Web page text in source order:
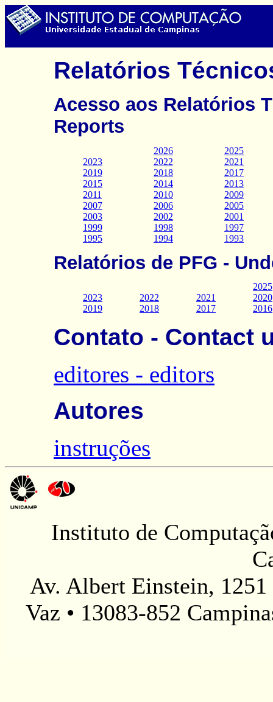
Relatórios
Acesso aos Relatórios
Reports
2026
2025
2023
2022
2021
2019
2018
2017
2015
2014
2013
2011
2010
2009
2007
2006
2005
2003
2002
2001
1999
1998
1997
1995
1994 1993
Relatórios de PFG -
2025
2023
2022 2021
2020
2019
2018 2017 2016
Contato - Contact
editores - editors
Autores
instruções
Instituto de
Av. Albert Einstein,
Vaz • 13083-852